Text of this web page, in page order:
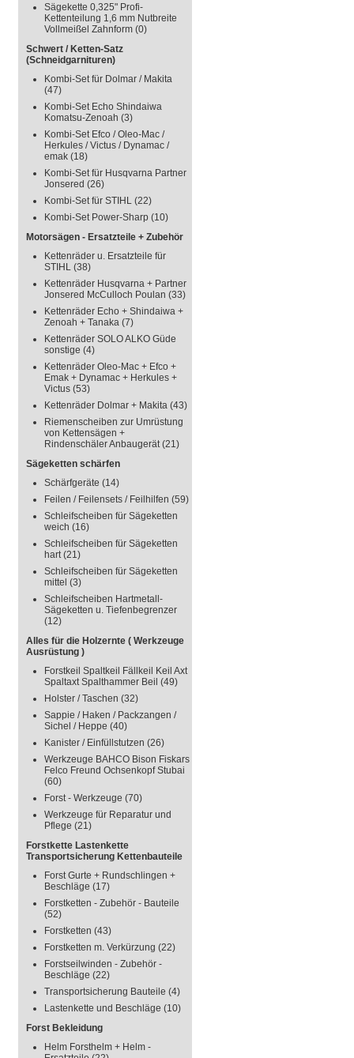
Sägekette 0,325" Profi-
Kettenteilung 1,6 mm Nutbreite
Vollmeißel Zahnform (0)
Schwert / Ketten-Satz
(Schneidgarnituren)
Kombi-Set für Dolmar / Makita
(47)
Kombi-Set Echo Shindaiwa
Komatsu-Zenoah (3)
Kombi-Set Efco / Oleo-Mac /
Herkules / Victus / Dynamac /
emak (18)
Kombi-Set für Husqvarna Partner
Jonsered (26)
Kombi-Set für STIHL (22)
Kombi-Set Power-Sharp (10)
Motorsägen - Ersatzteile + Zubehör
Kettenräder u. Ersatzteile für
STIHL (38)
Kettenräder Husqvarna + Partner
Jonsered McCulloch Poulan (33)
Kettenräder Echo + Shindaiwa +
Zenoah + Tanaka (7)
Kettenräder SOLO ALKO Güde
sonstige (4)
Kettenräder Oleo-Mac + Efco +
Emak + Dynamac + Herkules +
Victus (53)
Kettenräder Dolmar + Makita (43)
Riemenscheiben zur Umrüstung
von Kettensägen +
Rindenschäler Anbaugerät(21)
Sägeketten schärfen
Schärfgeräte (14)
Feilen / Feilensets / Feilhilfen (59)
Schleifscheiben für Sägeketten
weich (16)
Schleifscheiben für Sägeketten
hart(21)
Schleifscheiben für Sägeketten
mittel (3)
Schleifscheiben Hartmetall-
Sägeketten u. Tiefenbegrenzer
(12)
Alles für die Holzernte ( Werkzeuge
Ausrüstung )
Forstkeil Spaltkeil Fällkeil Keil Axt
Spaltaxt Spalthammer Beil (49)
Holster / Taschen (32)
Sappie / Haken / Packzangen /
Sichel / Heppe (40)
Kanister / Einfüllstutzen (26)
Werkzeuge BAHCO Bison Fiskars
Felco Freund Ochsenkopf Stubai
(60)
Forst - Werkzeuge (70)
Werkzeuge für Reparatur und
Pflege (21)
Forstkette Lastenkette
Transportsicherung Kettenbauteile
Forst Gurte + Rundschlingen +
Beschläge (17)
Forstketten - Zubehör - Bauteile
(52)
Forstketten (43)
Forstketten m. Verkürzung (22)
Forstseilwinden - Zubehör -
Beschläge (22)
Transportsicherung Bauteile (4)
Lastenkette und Beschläge (10)
Forst Bekleidung
Helm Forsthelm + Helm -